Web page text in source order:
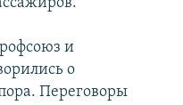
и
о
Переговоры